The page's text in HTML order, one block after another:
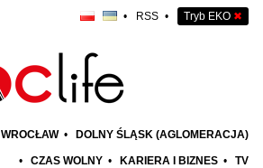
• RSS • Tryb EKO ✖
WROCŁAW • DOLNY ŚLĄSK (AGLOMERACJA)
• CZAS WOLNY • KARIERA I BIZNES • TV